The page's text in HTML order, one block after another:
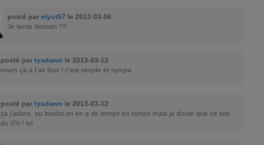
posté par elyot57 le 2013-03-06
Je tente demain !!!!
posté par tyadawn le 2013-03-12
miam ça a l'air bon ! c'est simple et sympa
posté par tyadawn le 2013-03-12
ça j'adore, au boulot on en a de temps en temps mais je doute que ce soit
du 0% ! lol